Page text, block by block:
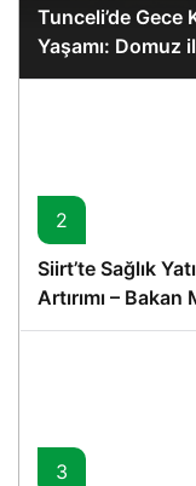
Tunceli’de Gece
Yaşamı: Domuz
2
Siirt’te Sağlık
Artırımı –
3